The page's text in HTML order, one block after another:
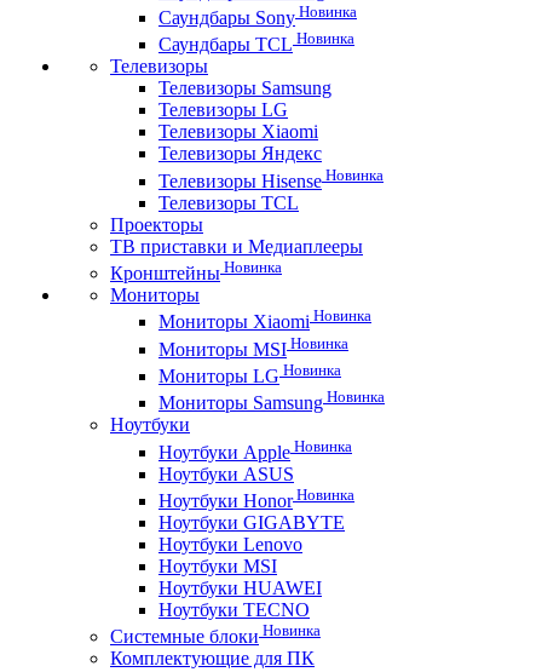
Саундбары Sony Новинка
Саундбары TCL Новинка
Телевизоры
Телевизоры Samsung
Телевизоры LG
Телевизоры Xiaomi
Телевизоры Яндекс
Телевизоры Hisense Новинка
Телевизоры TCL
Проекторы
ТВ приставки и Медиаплееры
Кронштейны Новинка
Мониторы
Мониторы Xiaomi Новинка
Мониторы MSI Новинка
Мониторы LG Новинка
Мониторы Samsung Новинка
Ноутбуки
Ноутбуки Apple Новинка
Ноутбуки ASUS
Ноутбуки HonorНовинка
Ноутбуки GIGABYTE
Ноутбуки Lenovo
Ноутбуки MSI
Ноутбуки HUAWEI
Ноутбуки TECNO
Системные блоки Новинка
Комплектующие для ПК